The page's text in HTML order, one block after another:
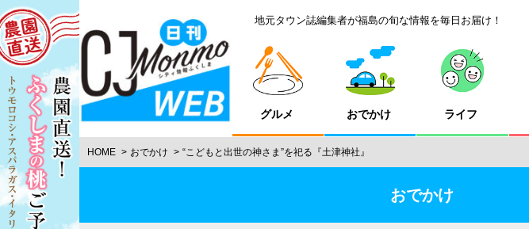
地元タウン誌編集者が福島の旬な情報を毎日お届け！
グルメ おでかけ ライフ
HOME おでかけ “こどもと出世の神さま”を祀る『土津神社』
おでかけ